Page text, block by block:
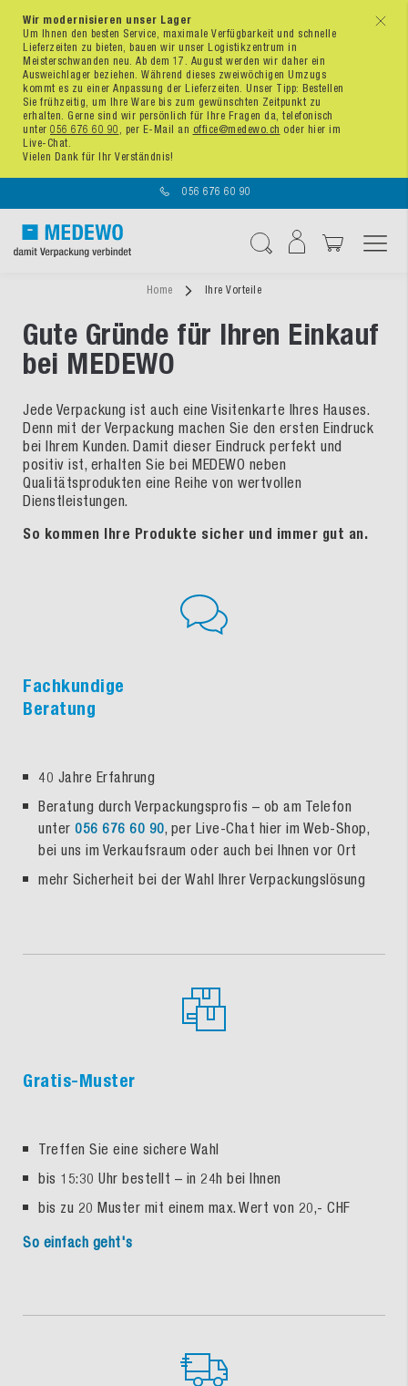
x
Wir modernisieren unser Lager
Um Ihnen den besten Service, maximale Verfügbarkeit und schnelle
Lieferzeiten zu bieten, bauen wir unser Logistikzentrum in
Meisterschwanden neu. Ab dem 17. August werden wir daher ein
Ausweichlager beziehen. Während dieses zweiwöchigen Umzugs
kommt es zu einer Anpassung der Lieferzeiten. Unser Tipp: Bestellen
Sie frühzeitig, um Ihre Ware bis zum gewünschten Zeitpunkt zu
erhalten. Gerne sind wir persönlich für Ihre Fragen da, telefonisch
unter 056 676 60 90 , per E-Mail an office@medewo.ch oder hier im
Live-Chat.
Vielen Dank für Ihr Verständnis!
056 676 60 90
Home Ihre Vorteile
Gute Gründe für Ihren Einkauf
bei MEDEWO
Jede Verpackung ist auch eine Visitenkarte Ihres Hauses.
Denn mit der Verpackung machen Sie den ersten Eindruck
bei Ihrem Kunden. Damit dieser Eindruck perfekt und
positiv ist, erhalten Sie bei MEDEWO neben
Qualitätsprodukten eine Reihe von wertvollen
Dienstleistungen.
So kommen Ihre Produkte sicher und immer gut an.
Fachkundige
Beratung
40 Jahre Erfahrung
Beratung durch Verpackungsprofis – ob am Telefon
unter 056 676 60 90, per Live-Chat hier im Web-Shop,
bei uns im Verkaufsraum oder auch bei Ihnen vor Ort
mehr Sicherheit bei der Wahl Ihrer Verpackungslösung
Gratis-Muster
Treffen Sie eine sichere Wahl
bis 15:30 Uhr bestellt – in 24h bei Ihnen
bis zu 20 Muster mit einem max. Wert von 20,- CHF
So einfach geht's